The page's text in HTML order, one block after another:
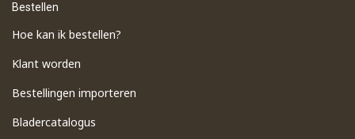
Bestellen
Hoe kan ik bestellen?
Klant worden
Bestellingen importeren
​Bladercatalogus